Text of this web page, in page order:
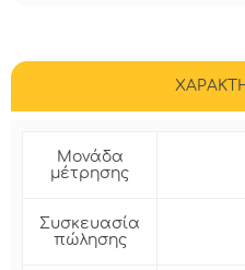
Μονάδα
μέτρησης
Συσκευασία
πώλησης